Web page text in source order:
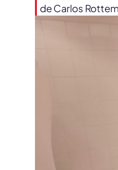
de Carlos